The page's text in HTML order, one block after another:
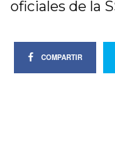
oficiales de la
COMPARTIR